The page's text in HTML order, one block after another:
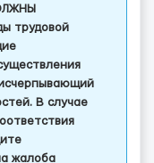
трудовой
В случае
жалоба